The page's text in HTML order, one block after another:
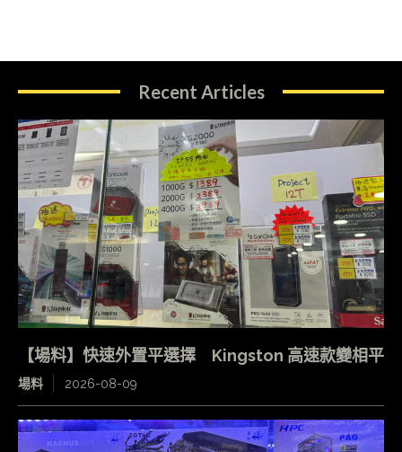
Recent Articles
【場料】快速外置平選擇 Kingston 高速款變相平
場料 2026-08-09